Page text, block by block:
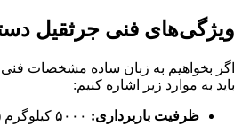
ویژگی‌های فنی جرثقیل دستی
اگر بخواهیم به زبان ساده مشخصات
باید به موارد زیر اشاره کنیم:
ظرفیت باربرداری: